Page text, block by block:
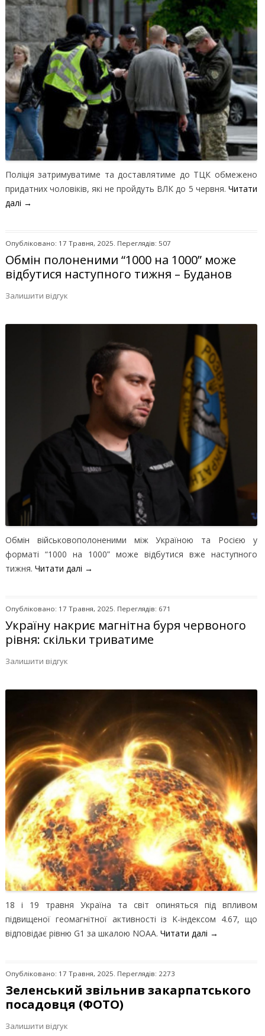
Поліція затримуватиме та доставлятиме до ТЦК обмежено
придатних чоловіків, які не пройдуть ВЛК до 5 червня. Читати
далі →
Опубліковано: 17 Травня, 2025. Переглядів: 507
Обмін полоненими “1000 на 1000” може
відбутися наступного тижня – Буданов
Залишити відгук
Обмін військовополоненими між Україною та Росією у
форматі “1000 на 1000” може відбутися вже наступного
тижня. Читати далі →
Опубліковано: 17 Травня, 2025. Переглядів: 671
Україну накриє магнітна буря червоного
рівня: скільки триватиме
Залишити відгук
18 і 19 травня Україна та світ опиняться під впливом
підвищеної геомагнітної активності із K-індексом 4.67, що
відповідає рівню G1 за шкалою NOAA. Читати далі →
Опубліковано: 17 Травня, 2025. Переглядів: 2273
Зеленський звільнив закарпатського
посадовця (ФОТО)
Залишити відгук